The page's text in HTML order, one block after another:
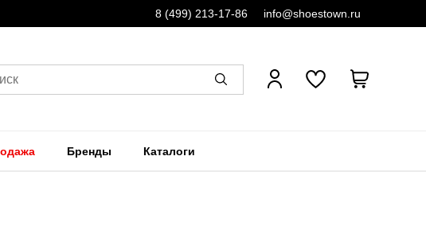
8 (499) 213-17-86 info@shoestown.ru
Бренды Каталоги